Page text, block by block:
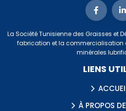
La Société Tunisienne des Graisses et
fabrication et la commercialisation
minérales
LIENS
À PROPOS